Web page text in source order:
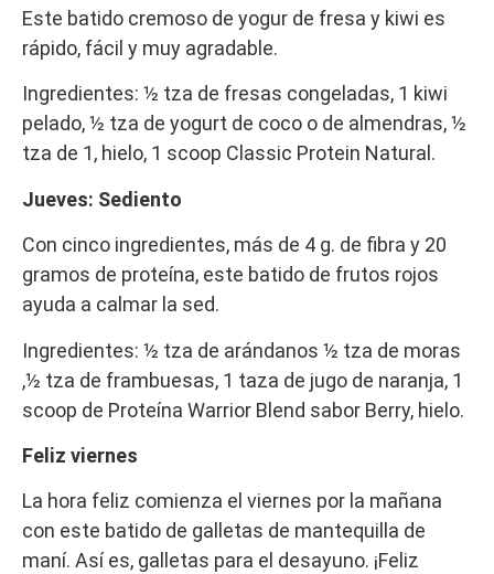
Este batido cremoso de yogur de fresa y kiwi es
rápido, fácil y muy agradable.
Ingredientes: ½ tza de fresas congeladas, 1 kiwi
pelado, ½ tza de yogurt de coco o de almendras, ½
tza de 1, hielo, 1 scoop Classic Protein Natural.
Jueves: Sediento
Con cinco ingredientes, más de 4 g. de fibra y 20
gramos de proteína, este batido de frutos rojos
ayuda a calmar la sed.
Ingredientes: ½ tza de arándanos ½ tza de moras
,½ tza de frambuesas, 1 taza de jugo de naranja, 1
scoop de Proteína Warrior Blend sabor Berry, hielo.
Feliz viernes
La hora feliz comienza el viernes por la mañana
con este batido de galletas de mantequilla de
maní. Así es, galletas para el desayuno. ¡Feliz